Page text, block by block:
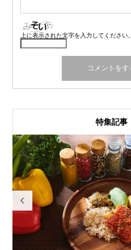
上に表示された文字を入力してください。
特集記事
